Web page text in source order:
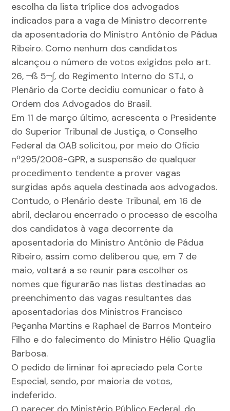
escolha da lista tríplice dos advogados
indicados para a vaga de Ministro decorrente
da aposentadoria do Ministro Antônio de Pádua
Ribeiro. Como nenhum dos candidatos
alcançou o número de votos exigidos pelo art.
26, ¬ß 5¬∫, do Regimento Interno do STJ, o
Plenário da Corte decidiu comunicar o fato à
Ordem dos Advogados do Brasil.
Em 11 de março último, acrescenta o Presidente
do Superior Tribunal de Justiça, o Conselho
Federal da OAB solicitou, por meio do Ofício
nº295/2008-GPR, a suspensão de qualquer
procedimento tendente a prover vagas
surgidas após aquela destinada aos advogados.
Contudo, o Plenário deste Tribunal, em 16 de
abril, declarou encerrado o processo de escolha
dos candidatos à vaga decorrente da
aposentadoria do Ministro Antônio de Pádua
Ribeiro, assim como deliberou que, em 7 de
maio, voltará a se reunir para escolher os
nomes que figurarão nas listas destinadas ao
preenchimento das vagas resultantes das
aposentadorias dos Ministros Francisco
Peçanha Martins e Raphael de Barros Monteiro
Filho e do falecimento do Ministro Hélio Quaglia
Barbosa.
O pedido de liminar foi apreciado pela Corte
Especial, sendo, por maioria de votos,
indeferido.